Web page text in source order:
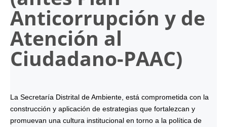
Anticorrupción y de
Atención al
Ciudadano-PAAC)
La Secretaría Distrital de Ambiente, está comprometida con la
construcción y aplicación de estrategias que fortalezcan y
promuevan una cultura institucional en torno a la política de